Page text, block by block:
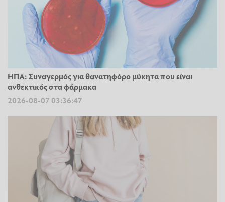
ΗΠΑ: Συναγερμός για θανατηφόρο μύκητα που είναι
ανθεκτικός στα φάρμακα
2026-08-07 03:36:47